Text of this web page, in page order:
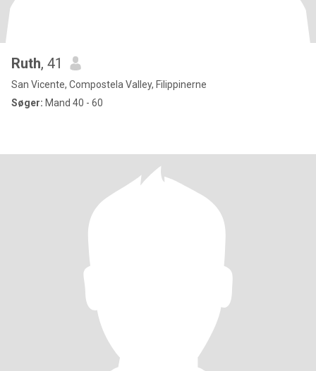
Ruth, 41
San Vicente, Compostela Valley, Filippinerne
Søger: Mand 40 - 60